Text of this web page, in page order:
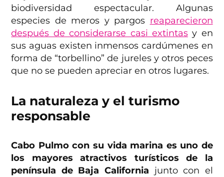
biodiversidad espectacular. Algunas
especies de meros y pargos reaparecieron
después de considerarse casi extintasy en
sus aguas existen inmensos cardúmenes en
forma de “torbellino” de jureles y otros peces
que no se pueden apreciar en otros lugares.
La naturaleza y el turismo
responsable
Cabo Pulmo con su vida marina es uno de
los mayores atractivos turísticos de la
península de Baja California junto con el